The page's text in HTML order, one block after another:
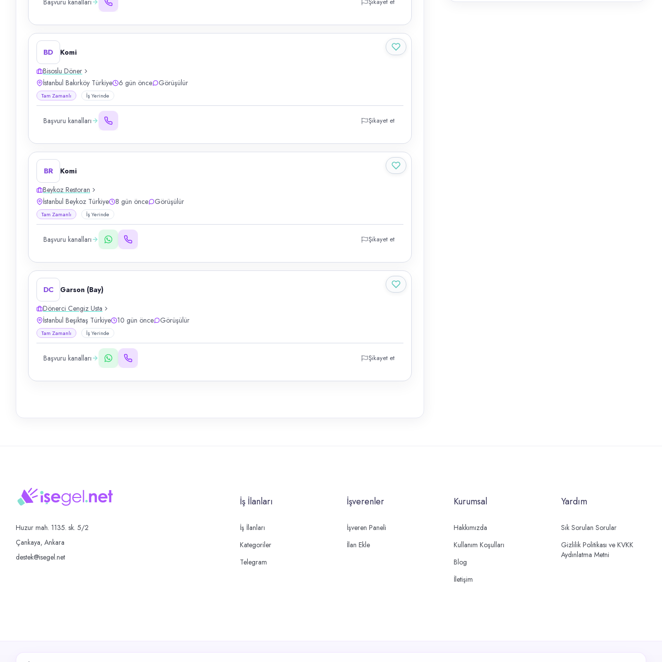
Başvuru kanalları
BD
Komi
Bisoslu Döner
İstanbul Bakırköy Türkiye
6 gün önce Görüşülür
Tam Zamanlı İş Yerinde
Başvuru kanalları Şikayet et
BR
Komi
Beykoz Restoran
İstanbul Beykoz Türkiye
8 gün önce Görüşülür
Tam Zamanlı İş Yerinde
Başvuru kanalları Şikayet et
DC
Garson (Bay)
Dönerci Cengiz Usta
İstanbul Beşiktaş Türkiye
10 gün önce Görüşülür
Tam Zamanlı İş Yerinde
Başvuru kanalları Şikayet et
Huzur mah. 1135. sk. 5/2
Çankaya, Ankara
destek@isegel.net
İş İlanları
İş İlanları
Kategoriler
Telegram
İşverenler
İşveren Paneli
İlan Ekle
Kurumsal
Hakkımızda
Kullanım Koşulları
Blog
İletişim
Yardım
Sık Sorulan Sorular
Gizlilik Politikası ve KVKK
Aydınlatma Metni